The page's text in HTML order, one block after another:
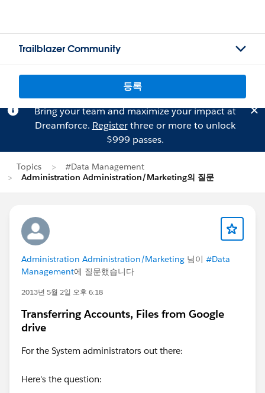
Trailblazer Community
등록
Bring your team and maximize your impact at
Dreamforce. Registerthree or more to unlock
$999 passes.
Topics
#Data Management
Administration Administration/Marketing의 질문
Administration Administration/Marketing 님이 #Data
Management에 질문했습니다
2013년 5월 2일 오후 6:18
Transferring Accounts, Files from Google
drive
For the System administrators out there:
Here's the question: